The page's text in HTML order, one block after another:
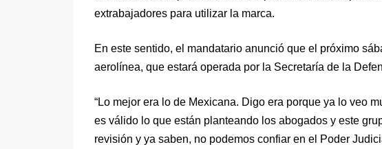
extrabajadores para utilizar la marca.
En este sentido, el mandatario anunció que el próximo
aerolínea, que estará operada por la Secretaría de la
“Lo mejor era lo de Mexicana. Digo era porque ya lo veo
es válido lo que están planteando los abogados y este
revisión y ya saben, no podemos confiar en el Poder